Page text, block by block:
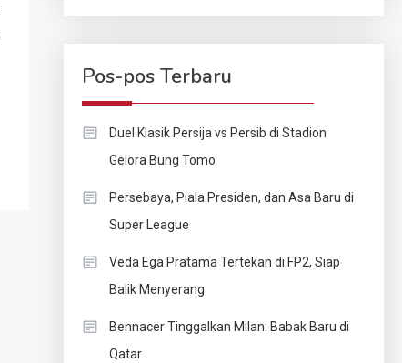
Pos-pos Terbaru
Duel Klasik Persija vs Persib di Stadion
Gelora Bung Tomo
Persebaya, Piala Presiden, dan Asa Baru di
Super League
Veda Ega Pratama Tertekan di FP2, Siap
Balik Menyerang
Bennacer Tinggalkan Milan: Babak Baru di
Qatar